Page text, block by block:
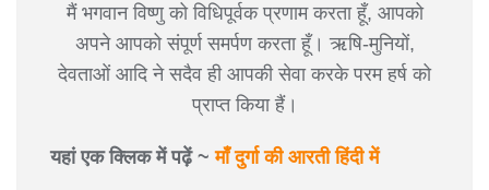
मैं भगवान विष्णु को विधिपूर्वक प्रणाम करता हूँ, आपको
अपने आपको संपूर्ण समर्पण करता हूँ। ऋषि-मुनियों,
देवताओं आदि ने सदैव ही आपकी सेवा करके परम हर्ष को
प्राप्त किया हैं।
यहां एक क्लिक में पढ़ें ~माँ दुर्गा की आरती हिंदी में